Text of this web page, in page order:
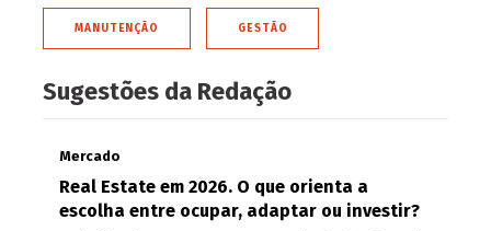
MANUTENÇÃO GESTÃO
Sugestões da Redação
Mercado
Real Estate em 2026. O que orienta a
escolha entre ocupar, adaptar ou investir?